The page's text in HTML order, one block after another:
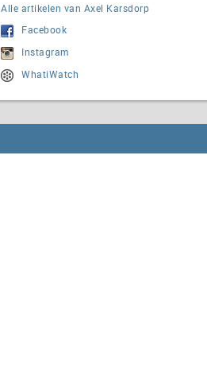
Alle artikelen van Axel Karsdorp
Facebook
Instagram
WhatiWatch